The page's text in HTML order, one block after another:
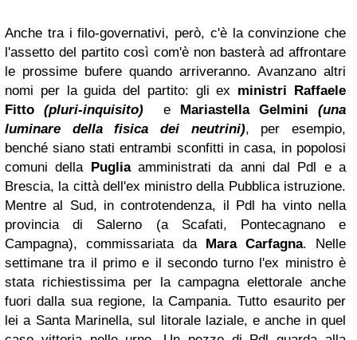
Anche tra i filo-governativi, però, c'è la convinzione che
l'assetto del partito così com'è non basterà ad affrontare
le prossime bufere quando arriveranno. Avanzano altri
nomi per la guida del partito: gli ex ministri Raffaele
Fitto
(pluri-inquisito) e Mariastella Gelmini
(una
luminare della fisica dei neutrini), per esempio,
benché siano stati entrambi sconfitti in casa, in popolosi
comuni della Pugliaamministrati da anni dal Pdl e a
Brescia, la città dell'ex ministro della Pubblica istruzione.
Mentre al Sud, in controtendenza, il Pdl ha vinto nella
provincia di Salerno (a Scafati, Pontecagnano e
Campagna), commissariata daMara Carfagna. Nelle
settimane tra il primo e il secondo turno l'ex ministro è
stata richiestissima per la campagna elettorale anche
fuori dalla sua regione, la Campania. Tutto esaurito per
lei a Santa Marinella, sul litorale laziale, e anche in quel